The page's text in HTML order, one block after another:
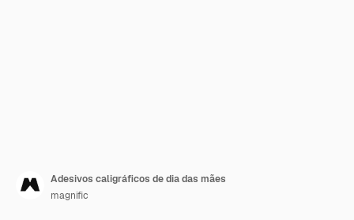
Adesivos caligráficos de dia das mães
magnific